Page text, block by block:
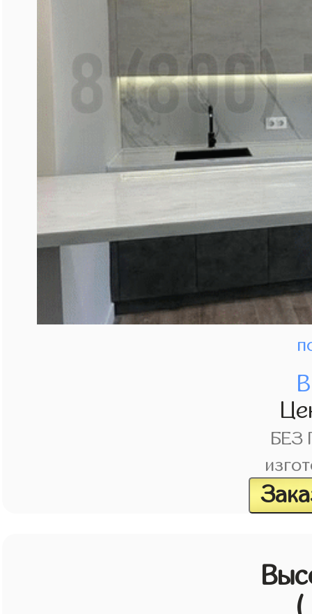
БЕЗ
(